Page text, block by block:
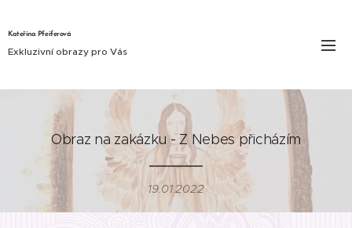
Kateřina Pfeiferová
Exkluzivní obrazy pro Vás
Obraz na zakázku - Z Nebes přicházím
19.01.2022